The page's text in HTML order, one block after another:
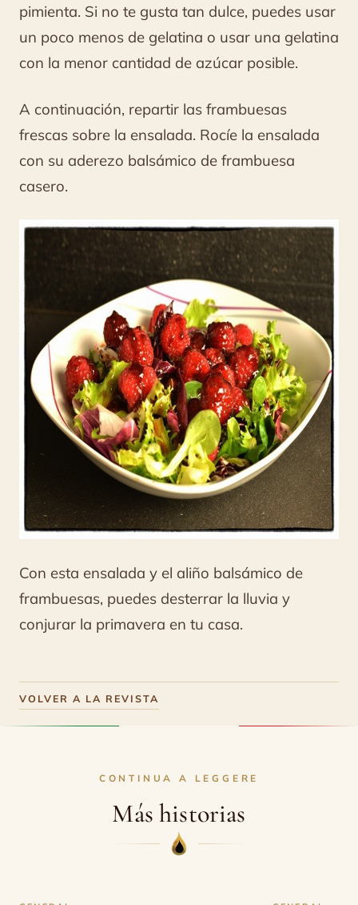
pimienta. Si no te gusta tan dulce, puedes usar
un poco menos de gelatina o usar una gelatina
con la menor cantidad de azúcar posible.
A continuación, repartir las frambuesas
frescas sobre la ensalada. Rocíe la ensalada
con su aderezo balsámico de frambuesa
casero.
Con esta ensalada y el aliño balsámico de
frambuesas, puedes desterrar la lluvia y
conjurar la primavera en tu casa.
VOLVER A LA REVISTA
CONTINUA A LEGGERE
Más historias